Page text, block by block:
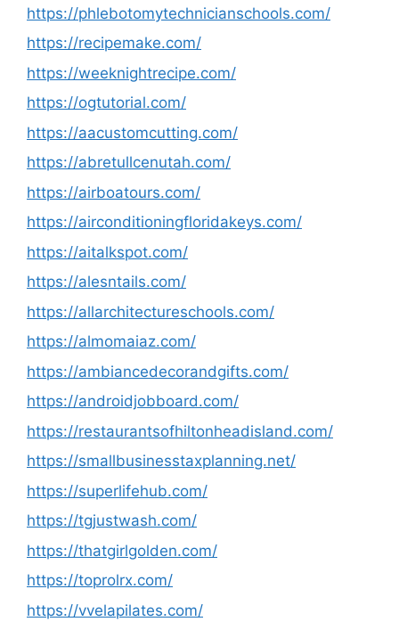
https://phlebotomytechnicianschools.com/
https://recipemake.com/
https://weeknightrecipe.com/
https://ogtutorial.com/
https://aacustomcutting.com/
https://abretullcenutah.com/
https://airboatours.com/
https://airconditioningfloridakeys.com/
https://aitalkspot.com/
https://alesntails.com/
https://allarchitectureschools.com/
https://almomaiaz.com/
https://ambiancedecorandgifts.com/
https://androidjobboard.com/
https://restaurantsofhiltonheadisland.com/
https://smallbusinesstaxplanning.net/
https://superlifehub.com/
https://tgjustwash.com/
https://thatgirlgolden.com/
https://toprolrx.com/
https://vvelapilates.com/